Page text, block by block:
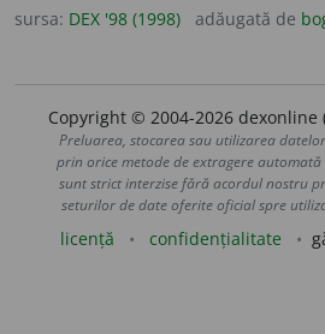
sursa: DEX '98 (1998) adăugată de
Copyright © 2004-2026
Preluarea, stocarea sau utilizarea
prin orice metode de extragere automată
sunt strict interzise fără acordul nostru
seturilor de date oferite oficial spre
licență confidențialitate